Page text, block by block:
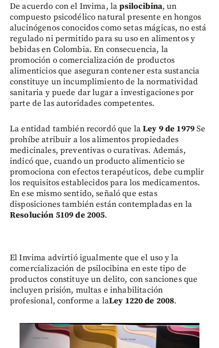
De acuerdo con el Invima, lapsilocibina, un
compuesto psicodélico natural presente en hongos
alucinógenos conocidos como setas mágicas, no está
regulado ni permitido para su uso en alimentos y
bebidas en Colombia. En consecuencia, la
promoción o comercialización de productos
alimenticios que aseguran contener esta sustancia
constituye un incumplimiento de la normatividad
sanitaria y puede dar lugar a investigaciones por
parte de las autoridades competentes.
La entidad también recordó que laLey 9 de 1979Se
prohíbe atribuir a los alimentos propiedades
medicinales, preventivas o curativas. Además,
indicó que, cuando un producto alimenticio se
promociona con efectos terapéuticos, debe cumplir
los requisitos establecidos para los medicamentos.
En ese mismo sentido, señaló que estas
disposiciones también están contempladas en la
Resolución 5109 de 2005.
El Invima advirtió igualmente que el uso y la
comercialización de psilocibina en este tipo de
productos constituye un delito, con sanciones que
incluyen prisión, multas e inhabilitación
profesional, conforme a laLey 1220 de 2008.